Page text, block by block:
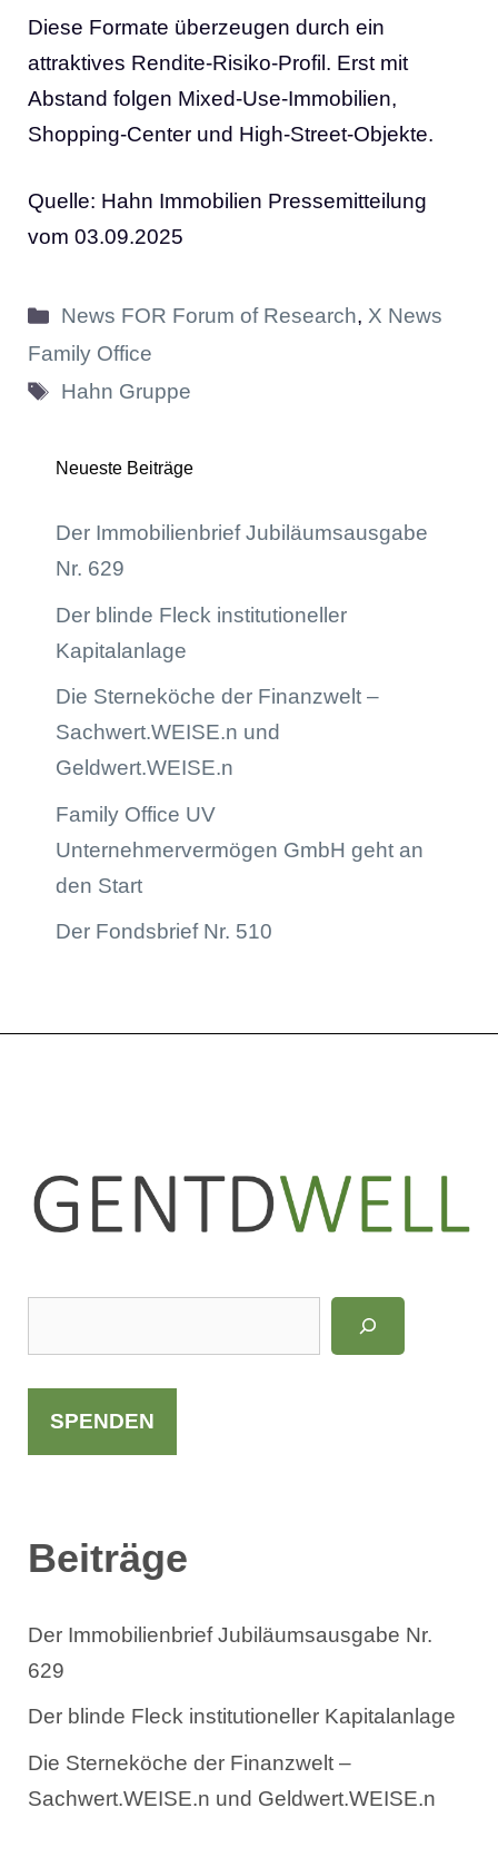
Diese Formate überzeugen durch ein
attraktives Rendite-Risiko-Profil. Erst mit
Abstand folgen Mixed-Use-Immobilien,
Shopping-Center und High-Street-Objekte.
Quelle: Hahn Immobilien Pressemitteilung
vom 03.09.2025
Kategorien
News FOR Forum of Research, X News
Family Office
Schlagwörter
Hahn Gruppe
Neueste Beiträge
Der Immobilienbrief Jubiläumsausgabe
Nr. 629
Der blinde Fleck institutioneller
Kapitalanlage
Die Sterneköche der Finanzwelt –
Sachwert.WEISE.n und
Geldwert.WEISE.n
Family Office UV
Unternehmervermögen GmbH geht an
den Start
Der Fondsbrief Nr. 510
u
c
e
SPENDEN
Beiträge
Der Immobilienbrief Jubiläumsausgabe Nr.
629
Der blinde Fleck institutioneller Kapitalanlage
Die Sterneköche der Finanzwelt –
Sachwert.WEISE.n und Geldwert.WEISE.n